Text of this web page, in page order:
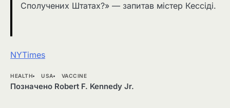
Сполучених Штатах?» — запитав містер Кессіді.
NYTimes
HEALTH USA VACCINE
Позначено Robert F. Kennedy Jr.